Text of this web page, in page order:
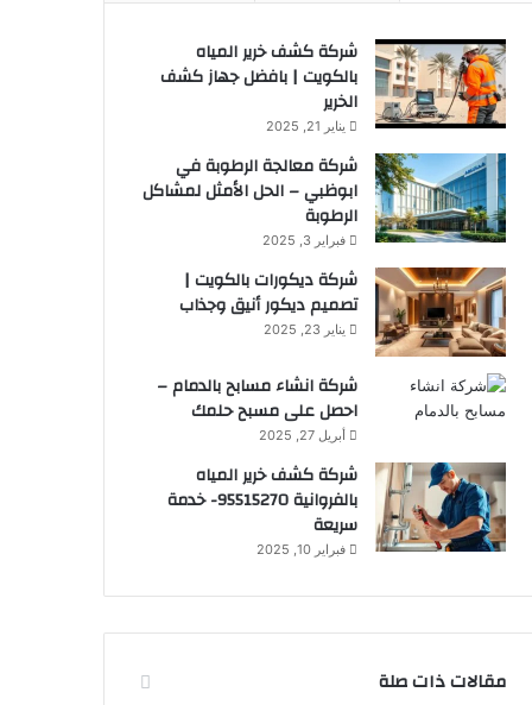
شركة كشف خرير المياه
بالكويت | بافضل جهاز كشف
الخرير
يناير 21, 2025
شركة معالجة الرطوبة في
ابوظبي – الحل الأمثل لمشاكل
الرطوبة
فبراير 3, 2025
شركة ديكورات بالكويت |
تصميم ديكور أنيق وجذاب
يناير 23, 2025
شركة انشاء مسابح بالدمام –
احصل على مسبح حلمك
أبريل 27, 2025
شركة كشف خرير المياه
بالفروانية 95515270- خدمة
سريعة
فبراير 10, 2025
مقالات ذات صلة